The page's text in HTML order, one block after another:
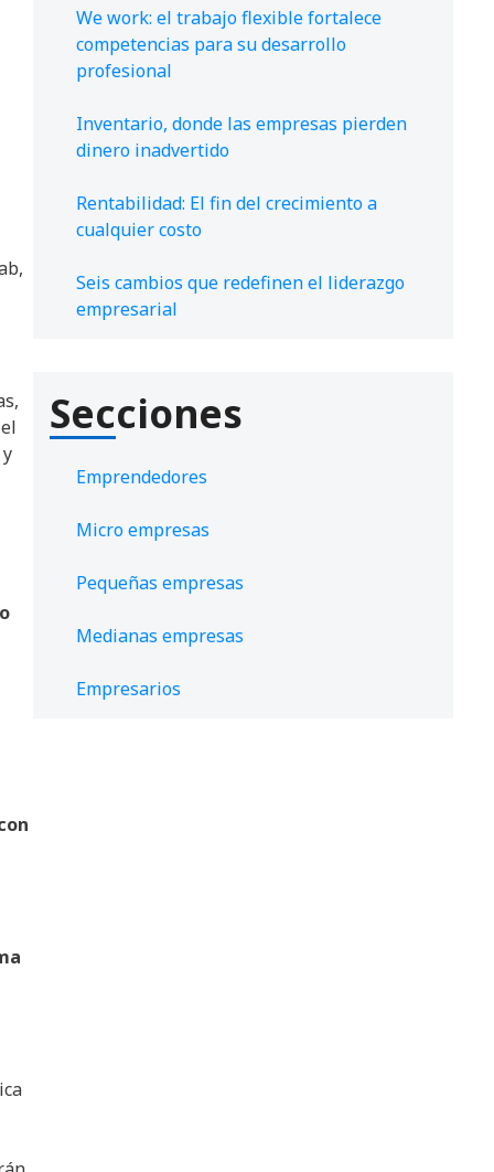
We work: el trabajo flexible fortalece
competencias para su desarrollo
profesional
Inventario, donde las empresas pierden
dinero inadvertido
Rentabilidad: El fin del crecimiento a
cualquier costo
Seis cambios que redefinen el liderazgo
empresarial
Secciones
Emprendedores
Micro empresas
Pequeñas empresas
Medianas empresas
Empresarios